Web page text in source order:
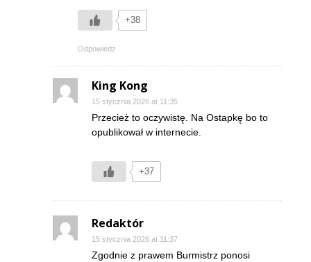
+38
Odpowiedz
King Kong
15 stycznia 2026 at 11:35
Przecież to oczywistę. Na Ostapkę bo to
opublikował w internecie.
+37
Redaktór
15 stycznia 2026 at 11:37
Zgodnie z prawem Burmistrz ponosi